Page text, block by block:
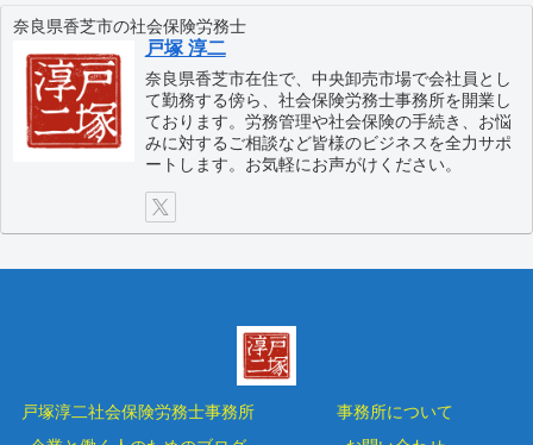
奈良県香芝市の社会保険労務士
戸塚 淳二
奈良県香芝市在住で、中央卸売市場で会社員とし
て勤務する傍ら、社会保険労務士事務所を開業し
ております。労務管理や社会保険の手続き、お悩
みに対するご相談など皆様のビジネスを全力サポ
ートします。お気軽にお声がけください。
戸塚淳二社会保険労務士事務所
事務所について